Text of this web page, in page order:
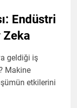
Endüstri
Zeka
geldiği iş
Makine
etkilerini